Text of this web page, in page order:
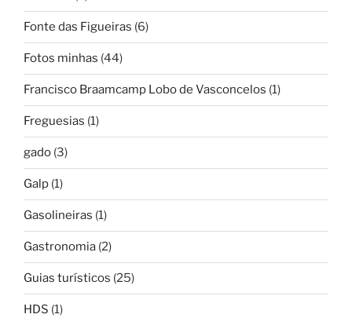
Fonte das Figueiras (6)
Fotos minhas (44)
Francisco Braamcamp Lobo de Vasconcelos (1)
Freguesias (1)
gado (3)
Galp (1)
Gasolineiras (1)
Gastronomia (2)
Guias turísticos (25)
HDS (1)